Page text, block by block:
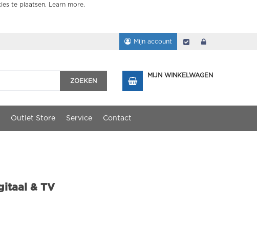
te plaatsen. Learn more.
Mijn account Afrekenen
ZOEKEN
MIJN WINKELWAGEN
Outlet Store Service Contact
& TV